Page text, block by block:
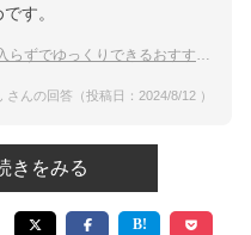
す。
ずでゆっくりできるおすすめの宿
さんの回答（投稿日：2024/8/12 ）
きをみる